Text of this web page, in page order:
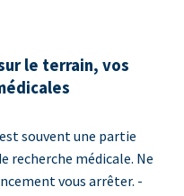
le terrain, vos
souvent une partie
recherche médicale. Ne
vous arrêter. -